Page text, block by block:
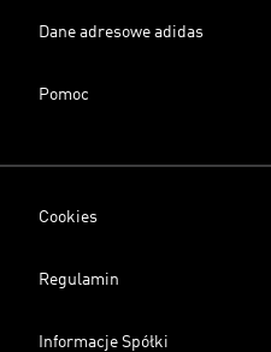
Dane adresowe adidas
Pomoc
Cookies
Regulamin
Informacje Spółki